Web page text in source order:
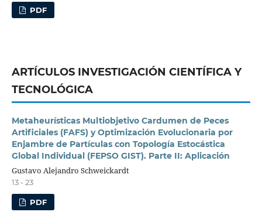
PDF
ARTÍCULOS INVESTIGACIÓN CIENTÍFICA Y
TECNOLÓGICA
Metaheurísticas Multiobjetivo Cardumen de Peces
Artificiales (FAFS) y Optimización Evolucionaria por
Enjambre de Partículas con Topología Estocástica
Global Individual (FEPSO GIST). Parte II: Aplicación
Gustavo Alejandro Schweickardt
13 - 23
PDF